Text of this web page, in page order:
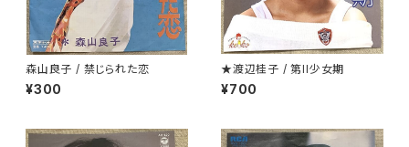
森山良子 / 禁じられた恋
¥300
★渡辺桂子 / 第II少女期
¥700